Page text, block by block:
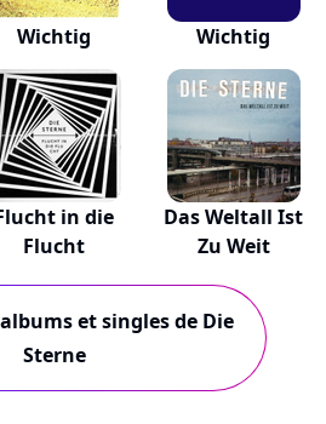
Wichtig Wichtig
in die
Flucht
Das Weltall Ist
Zu Weit
et singles de Die
Sterne